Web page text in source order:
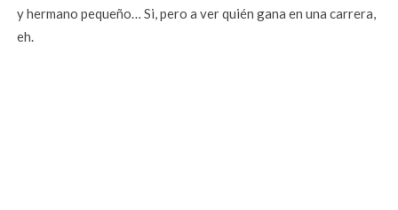
y hermano pequeño… Si, pero a ver quién gana en una carrera,
eh.